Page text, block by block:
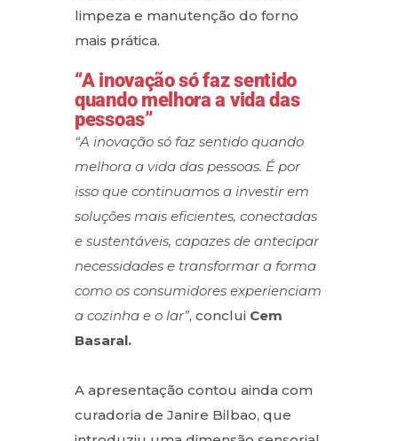
limpeza e manutenção do forno
mais prática.
“A inovação só faz sentido
quando melhora a vida das
pessoas”
“A inovação só faz sentido quando
melhora a vida das pessoas. É por
isso que continuamos a investir em
soluções mais eficientes, conectadas
e sustentáveis, capazes de antecipar
necessidades e transformar a forma
como os consumidores experienciam
a cozinha e o lar”, conclui Cem
Basaral.
A apresentação contou ainda com
curadoria de Janire Bilbao, que